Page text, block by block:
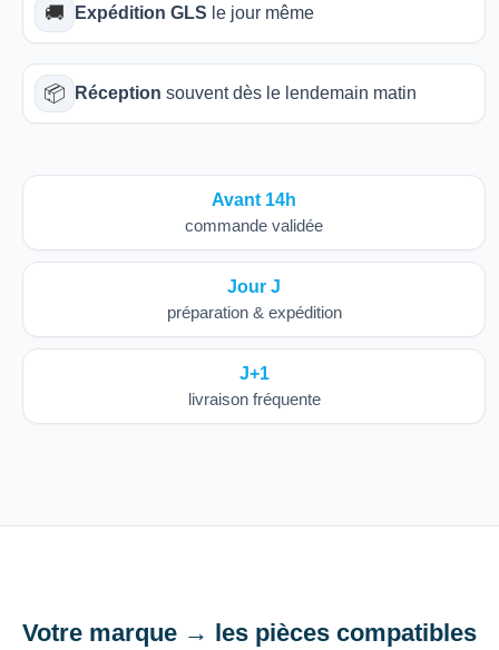
🚚 Expédition GLS le jour même
📦 Réception souvent dès le lendemain matin
Avant 14h
commande validée
Jour J
préparation & expédition
J+1
livraison fréquente
Votre marque → les pièces compatibles